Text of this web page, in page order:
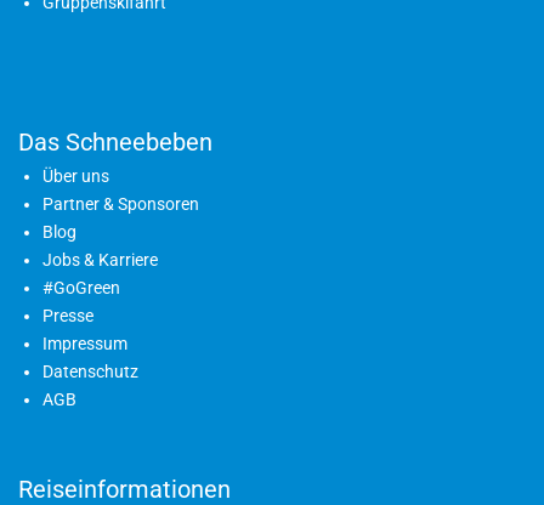
Das Schneebeben
Über uns
Partner & Sponsoren
Blog
Jobs & Karriere
#GoGreen
Presse
Impressum
Datenschutz
AGB
Reiseinformationen